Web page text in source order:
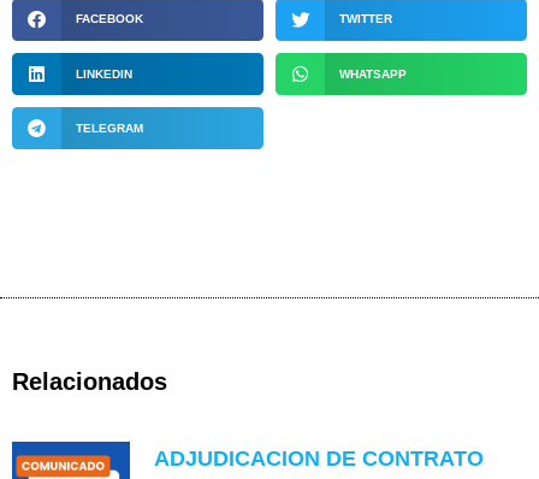
FACEBOOK TWITTER
LINKEDIN WHATSAPP
TELEGRAM
Relacionados
ADJUDICACION DE CONTRATO